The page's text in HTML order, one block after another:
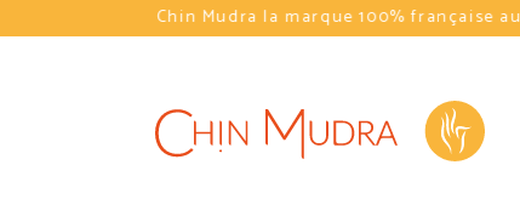
Chin Mudra la marque 100% française au service